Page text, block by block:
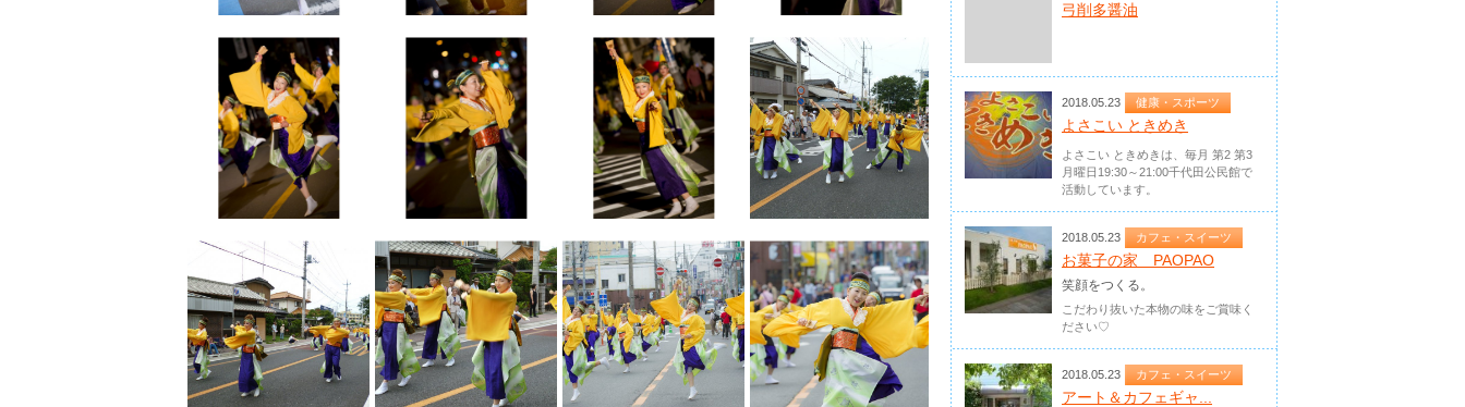
弓削多醤油
2018.05.23 健康・スポーツ
よさこい ときめき
よさこい ときめきは、毎月 第2 第3
月曜日19:30～21:00千代田公民館で
活動しています。
2018.05.23 カフェ・スイーツ
お菓子の家 PAOPAO
笑顔をつくる。
こだわり抜いた本物の味をご賞味く
ださい♡
2018.05.23 カフェ・スイーツ
アート＆カフェギャ...